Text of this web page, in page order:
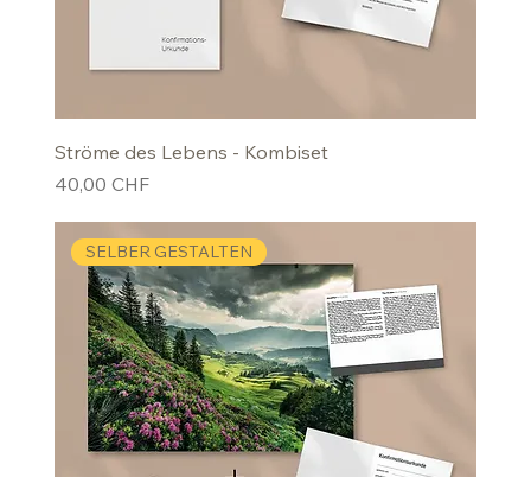
Ströme des Lebens - Kombiset
Preis
40,00 CHF
SELBER GESTALTEN